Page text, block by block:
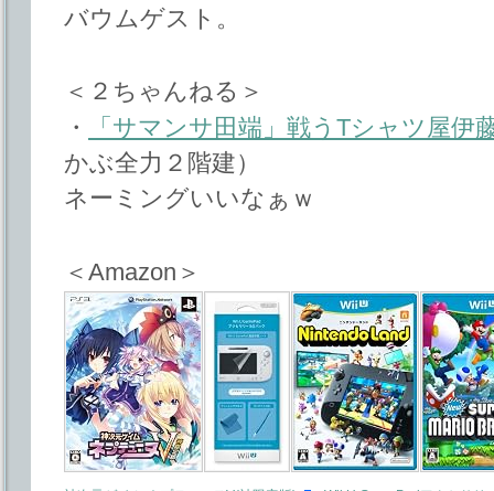
バウムゲスト。
＜２ちゃんねる＞
・
「サマンサ田端」戦うTシャツ屋伊
かぶ全力２階建）
ネーミングいいなぁｗ
＜Amazon＞